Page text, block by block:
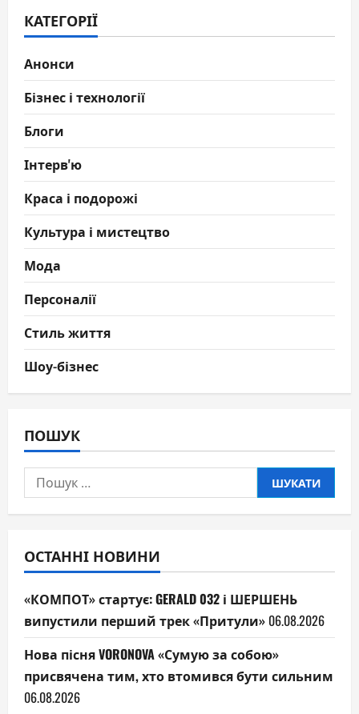
КАТЕГОРІЇ
Анонси
Бізнес і технології
Блоги
Інтерв'ю
Краса і подорожі
Культура і мистецтво
Мода
Персоналії
Стиль життя
Шоу-бізнес
ПОШУК
Пошук:
ОСТАННІ НОВИНИ
«КОМПОТ» стартує: GERALD 032 і ШЕРШЕНЬ
випустили перший трек «Притули» 06.08.2026
Нова пісня VORONOVA «Сумую за собою»
присвячена тим, хто втомився бути сильним
06.08.2026